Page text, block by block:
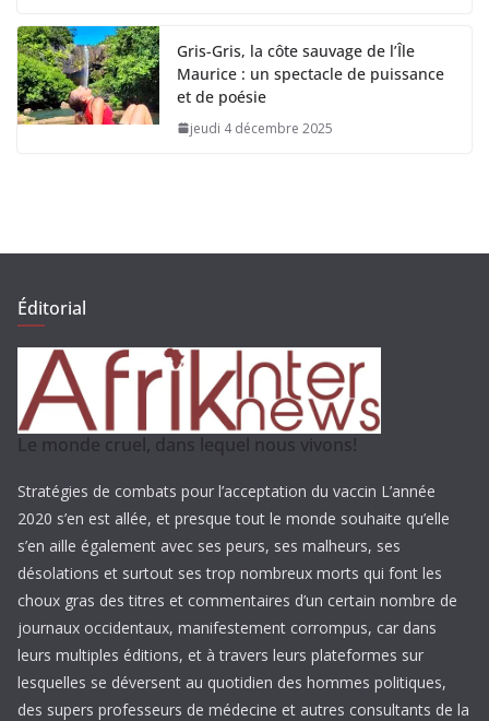
Gris-Gris, la côte sauvage de l’Île
Maurice : un spectacle de puissance
et de poésie
jeudi 4 décembre 2025
Éditorial
Le monde cruel, dans lequel nous vivons!
Stratégies de combats pour l’acceptation du vaccin L’année
2020 s’en est allée, et presque tout le monde souhaite qu’elle
s’en aille également avec ses peurs, ses malheurs, ses
désolations et surtout ses trop nombreux morts qui font les
choux gras des titres et commentaires d’un certain nombre de
journaux occidentaux, manifestement corrompus, car dans
leurs multiples éditions, et à travers leurs plateformes sur
lesquelles se déversent au quotidien des hommes politiques,
des supers professeurs de médecine et autres consultants de la